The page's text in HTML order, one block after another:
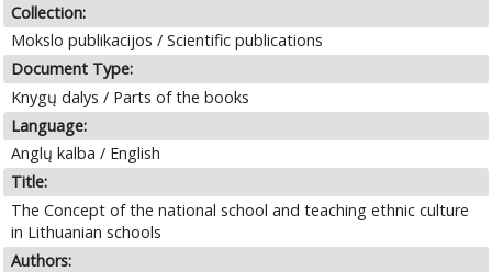
Collection:
Mokslo publikacijos / Scientific publications
Document Type:
Knygų dalys / Parts of the books
Language:
Anglų kalba / English
Title:
The Concept of the national school and teaching ethnic culture
in Lithuanian schools
Authors: